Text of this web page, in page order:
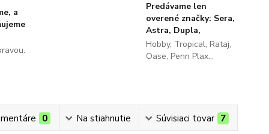
a
Predávame len
overené značky: Sera,
Astra, Dupla,
Hobby, Tropical, Rataj,
Oase, Penn Plax...
0 Na stiahnutie Súvisiaci tovar 7